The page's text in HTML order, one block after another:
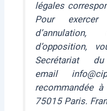
légales
Pour
d’opposition,
Secrétariat
email
recommandée
75015 Paris.